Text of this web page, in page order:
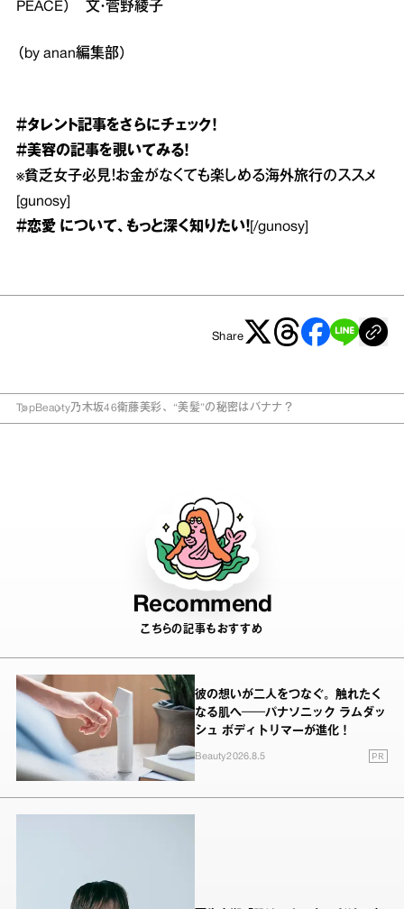
PEACE） 文・菅野綾子
（by anan編集部）
＃タレント記事をさらにチェック！
＃美容の記事を覗いてみる！
※貧乏女子必見！お金がなくても楽しめる海外旅行のススメ
[gunosy]
＃恋愛 について、もっと深く知りたい！ [/gunosy]
Share
TopBeauty乃木坂46衛藤美彩、“美髪”の秘密はバナナ？
Recommend
こちらの記事もおすすめ
彼の想いが二人をつなぐ。触れたく
なる肌へ──パナソニック ラムダッ
シュ ボディトリマーが進化！
Beauty2026.8.5 PR